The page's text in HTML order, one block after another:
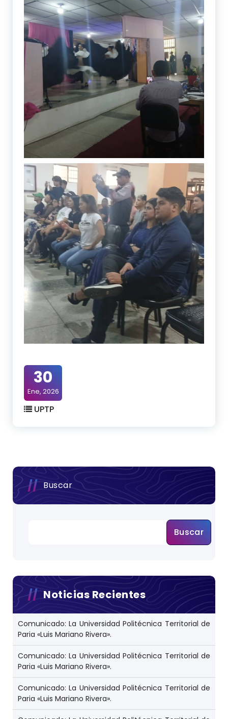
30
Ene, 2026
UPTP
Buscar
Buscar
Noticias Recientes
Comunicado: La Universidad Politécnica Territorial de
Paria «Luis Mariano Rivera».
Comunicado: La Universidad Politécnica Territorial de
Paria «Luis Mariano Rivera».
Comunicado: La Universidad Politécnica Territorial de
Paria «Luis Mariano Rivera».